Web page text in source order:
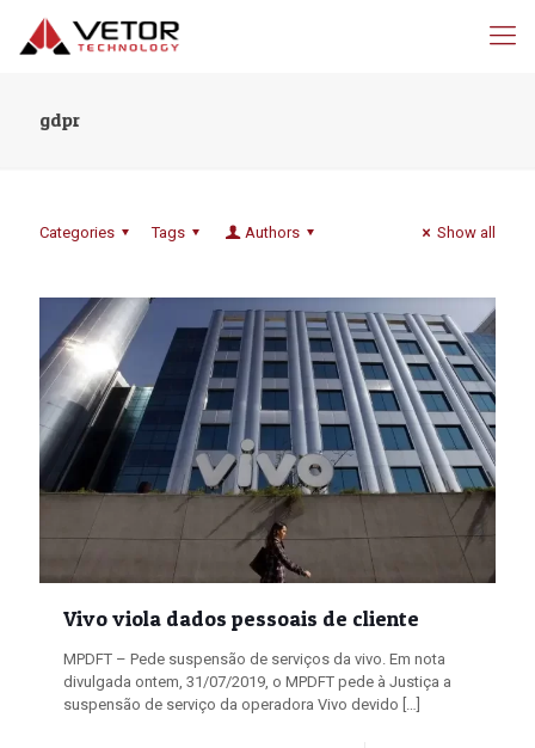
gdpr
Categories Tags Authors Show all
Vivo viola dados pessoais de cliente
MPDFT – Pede suspensão de serviços da vivo. Em nota
divulgada ontem, 31/07/2019, o MPDFT pede à Justiça a
suspensão de serviço da operadora Vivo devido